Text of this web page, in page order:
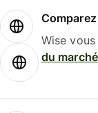
Wise
du marché